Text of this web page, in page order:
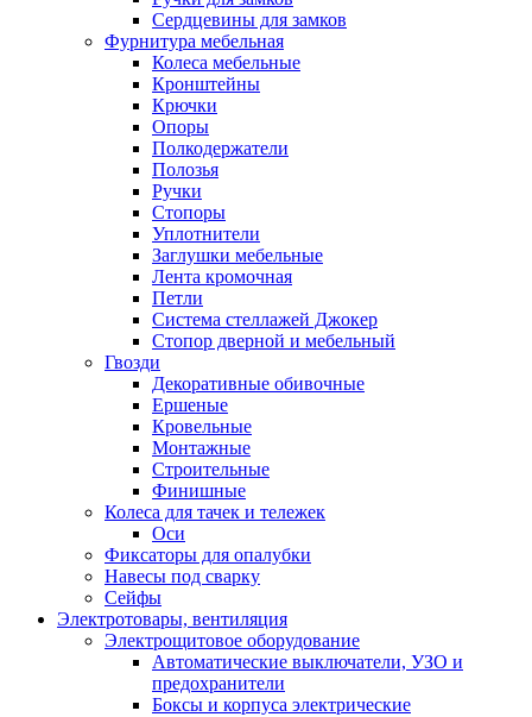
Сердцевины для замков
Фурнитура мебельная
Колеса мебельные
Кронштейны
Крючки
Опоры
Полкодержатели
Полозья
Ручки
Стопоры
Уплотнители
Заглушки мебельные
Лента кромочная
Петли
Система стеллажей Джокер
Стопор дверной и мебельный
Гвозди
Декоративные обивочные
Ершеные
Кровельные
Монтажные
Строительные
Финишные
Колеса для тачек и тележек
Оси
Фиксаторы для опалубки
Навесы под сварку
Сейфы
Электротовары, вентиляция
Электрощитовое оборудование
Автоматические выключатели, УЗО и
предохранители
Боксы и корпуса электрические